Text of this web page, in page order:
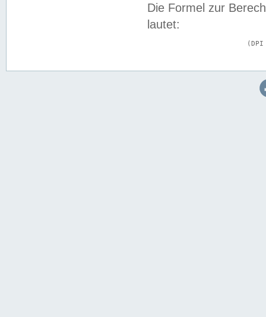
Die Formel zur
lautet: